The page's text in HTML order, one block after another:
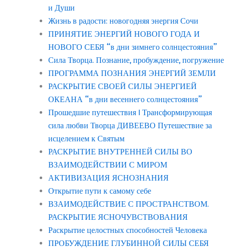
и Души
Жизнь в радости: новогодняя энергия Сочи
ПРИНЯТИЕ ЭНЕРГИЙ НОВОГО ГОДА И
НОВОГО СЕБЯ “в дни зимнего солнцестояния”
Сила Творца. Познание, пробуждение, погружение
ПРОГРАММА ПОЗНАНИЯ ЭНЕРГИЙ ЗЕМЛИ
РАСКРЫТИЕ СВОЕЙ СИЛЫ ЭНЕРГИЕЙ
ОКЕАНА “в дни весеннего солнцестояния”
Прошедшие путешествия | Трансформирующая
сила любви Творца ДИВЕЕВО Путешествие за
исцелением к Святым
РАСКРЫТИЕ ВНУТРЕННЕЙ СИЛЫ ВО
ВЗАИМОДЕЙСТВИИ С МИРОМ
АКТИВИЗАЦИЯ ЯСНОЗНАНИЯ
Открытие пути к самому себе
ВЗАИМОДЕЙСТВИЕ С ПРОСТРАНСТВОМ.
РАСКРЫТИЕ ЯСНОЧУВСТВОВАНИЯ
Раскрытие целостных способностей Человека
ПРОБУЖДЕНИЕ ГЛУБИННОЙ СИЛЫ СЕБЯ